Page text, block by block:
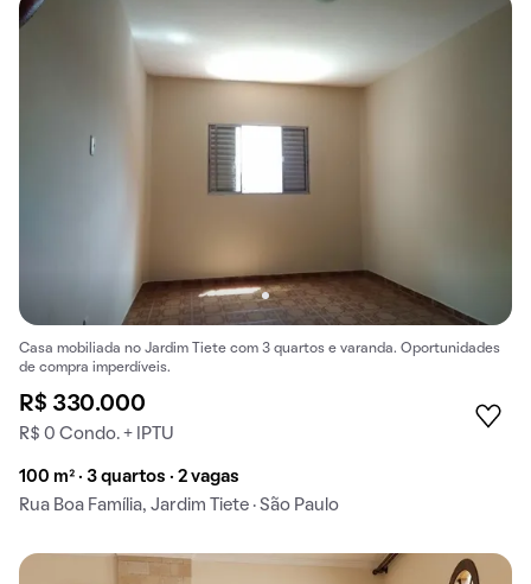
Casa mobiliada no Jardim Tiete com 3 quartos e varanda. Oportunidades
de compra imperdíveis.
R$ 330.000
R$ 0 Condo. + IPTU
100 m² · 3 quartos · 2 vagas
Rua Boa Família, Jardim Tiete · São Paulo